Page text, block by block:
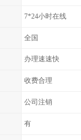
7*24小时在线
全国
办理速速快
收费合理
公司注销
有